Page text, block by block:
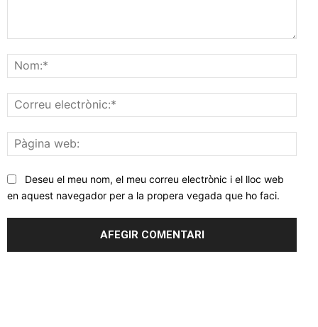
web:
Deseu el meu nom, el meu correu electrònic i el lloc web
en aquest navegador per a la propera vegada que ho faci.